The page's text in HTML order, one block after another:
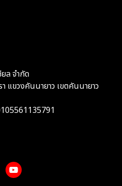
ล จำกัด
แขวงคันนายาว เขตคันนายาว